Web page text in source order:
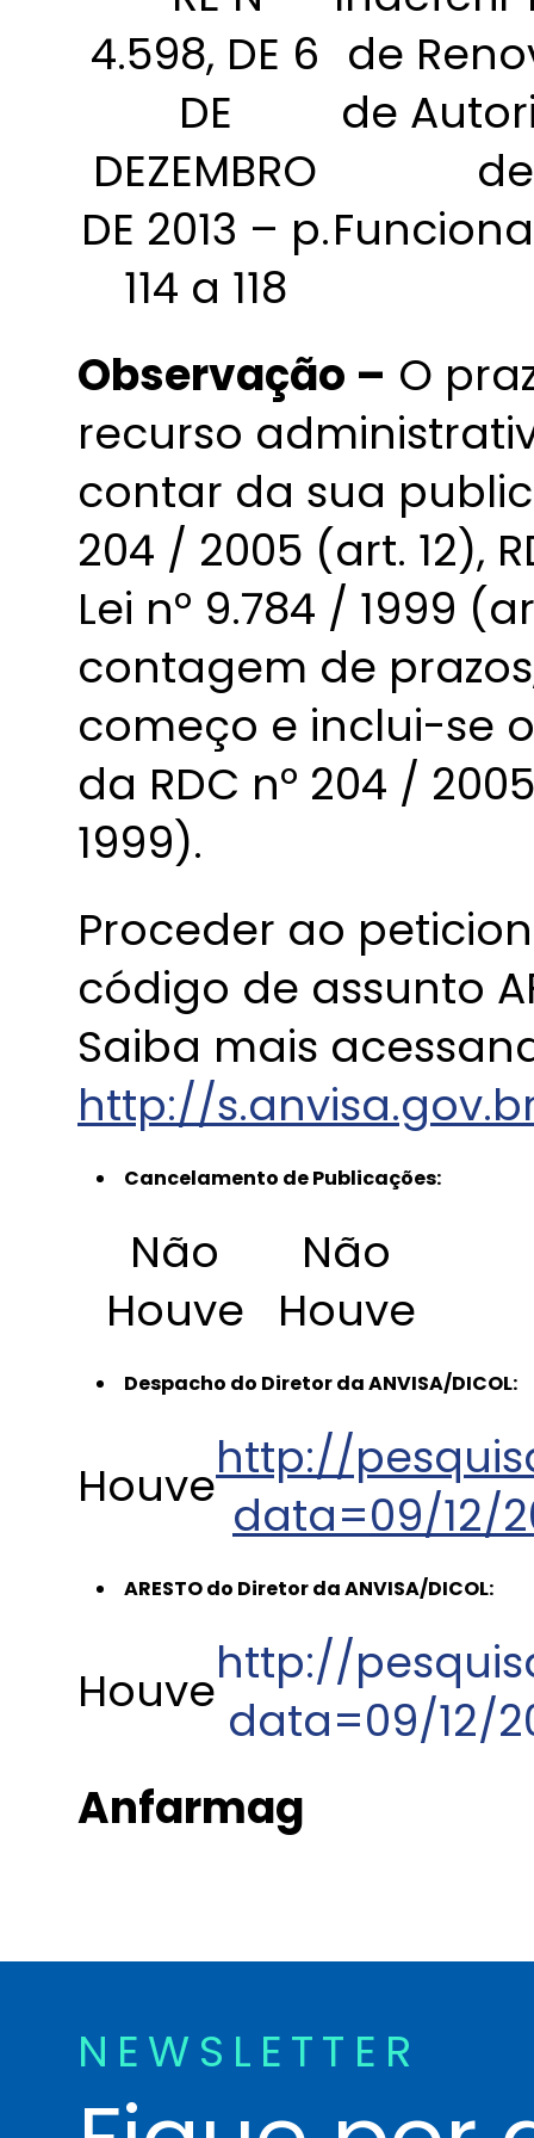
4.598, DE 6
DE
DEZEMBRO
DE 2013 – p.
114 a 118
de
de
de
Observação – O
recurso
contar da sua
204 / 2005 (art. 12),
Lei nº 9.784 / 1999
contagem de
começo e inclui-se
da RDC nº 204 /
1999).
Proceder ao
código de assunto
Saiba mais
http://
Cancelamento de Publicações:
Não
Houve
Não
Houve
Despacho do Diretor da ANVISA/DICOL:
Houvehttp://
data=09/12/
ARESTO do Diretor da ANVISA/DICOL:
Houvehttp://
data=09/12/
Anfarmag
NEWSLETTER